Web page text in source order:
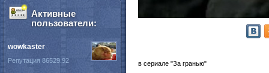
в сериале "За гранью"
Активные
пользователи:
wowkaster
Репутация 86529.92